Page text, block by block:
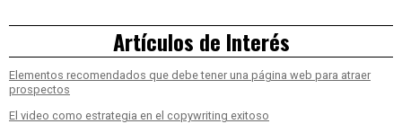
Artículos de Interés
Elementos recomendados que debe tener una página web para atraer
prospectos
El video como estrategia en el copywriting exitoso